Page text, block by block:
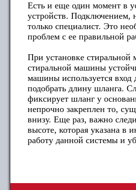
Есть и еще один момент в
устройств. Подключением,
только специалист. Это
проблем с ее правильной
При установке
стиральной машины
машины используется вход
подобрать длину шланга.
фиксирует шланг у
непрочно закреплен то,
внизу. Еще раз, важно
высоте, которая указана в
работу данной системы и